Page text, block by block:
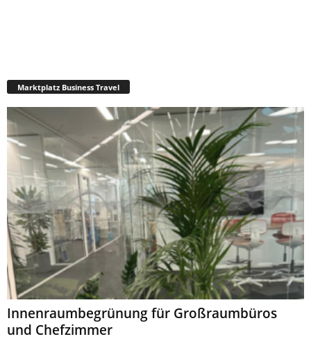
Marktplatz Business Travel
Innenraumbegrünung für Großraumbüros
und Chefzimmer